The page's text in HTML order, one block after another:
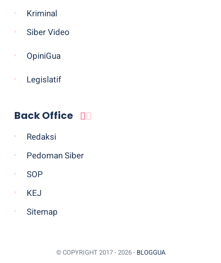
Kriminal
Siber Video
OpiniGua
Legislatif
Back Office
Redaksi
Pedoman Siber
SOP
KEJ
Sitemap
© COPYRIGHT 2017 - 2026 - BLOGGUA